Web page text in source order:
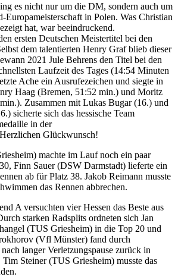
es nicht nur um die DM, sondern auch um
Europameisterschaft in Polen. Was Christian
hat, war beeindruckend.
ersten Deutschen Meistertitel bei den
dem talentierten Henry Graf blieb dieser
2021 Jule Behrens den Titel bei den
Laufzeit des Tages (14:54 Minuten
Ache ein Ausrufezeichen und siegte in
Haag (Bremen, 51:52 min.) und Moritz
Zusammen mit Lukas Bugar (16.) und
sicherte sich das hessische Team
in der
Glückwunsch!
machte im Lauf noch ein paar
Finn Sauer (DSW Darmstadt) lieferte ein
ab für Platz 38. Jakob Reimann musste
das Rennen abbrechen.
A versuchten vier Hessen das Beste aus
starken Radsplits ordneten sich Jan
(TUS Griesheim) in die Top 20 und
(Vfl Münster) fand durch
langer Verletzungspause zurück in
Steiner (TUS Griesheim) musste das